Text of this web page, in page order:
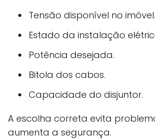
Tensão disponível no imóvel.
Estado da instalação
Potência desejada.
Bitola dos cabos.
Capacidade do disjuntor.
A escolha correta evita
aumenta a segurança.